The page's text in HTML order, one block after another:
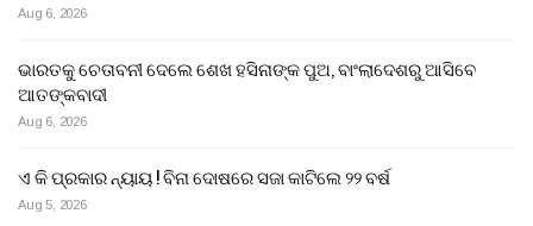
Aug 6, 2026
ଭାରତକୁ ଚେତାବନୀ ଦେଲେ ଶେଖ ହସିନାଙ୍କ ପୁଅ, ବାଂଲାଦେଶରୁ ଆସିବେ
ଆତଙ୍କବାଦୀ
Aug 6, 2026
ଏ କି ପ୍ରକାର ନ୍ୟାୟ ! ବିନା ଦୋଷରେ ସଜା କାଟିଲେ ୨୨ ବର୍ଷ
Aug 5, 2026